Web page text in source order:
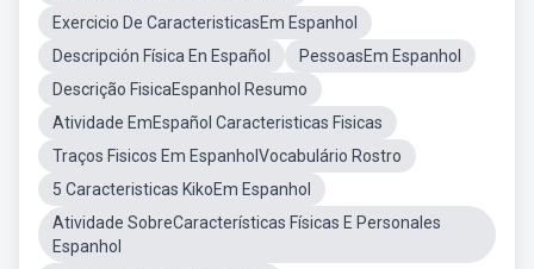
Exercicio De CaracteristicasEm Espanhol
Descripción Física En Español
PessoasEm Espanhol
Descrição FisicaEspanhol Resumo
Atividade EmEspañol Caracteristicas Fisicas
Traços Fisicos Em EspanholVocabulário Rostro
5 Caracteristicas KikoEm Espanhol
Atividade SobreCaracterísticas Físicas E Personales
Espanhol